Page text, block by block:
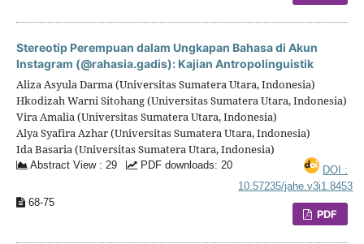
Stereotip Perempuan dalam Ungkapan Bahasa di Akun
Instagram (@rahasia.gadis): Kajian Antropolinguistik
Aliza Asyula Darma (Universitas Sumatera Utara, Indonesia)
Hkodizah Warni Sitohang (Universitas Sumatera Utara, Indonesia)
Vira Amalia (Universitas Sumatera Utara, Indonesia)
Alya Syafira Azhar (Universitas Sumatera Utara, Indonesia)
Ida Basaria (Universitas Sumatera Utara, Indonesia)
Abstract View : 29 PDF downloads: 20
DOI :
10.57235/jahe.v3i1.8453
68-75
PDF